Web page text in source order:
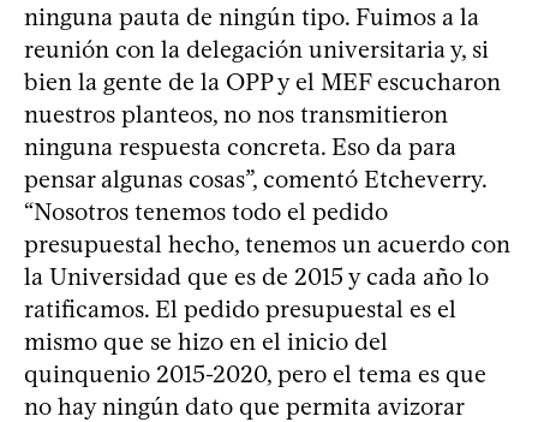
ninguna pauta de ningún tipo. Fuimos a la
reunión con la delegación universitaria y, si
bien la gente de la OPP y el MEF escucharon
nuestros planteos, no nos transmitieron
ninguna respuesta concreta. Eso da para
pensar algunas cosas”, comentó Etcheverry.
“Nosotros tenemos todo el pedido
presupuestal hecho, tenemos un acuerdo con
la Universidad que es de 2015 y cada año lo
ratificamos. El pedido presupuestal es el
mismo que se hizo en el inicio del
quinquenio 2015-2020, pero el tema es que
no hay ningún dato que permita avizorar